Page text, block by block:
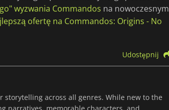
wyzwania Commandos na nowoczesnym
ofertę na Commandos: Origins - No
Udostępnij
across all genres. While new to the